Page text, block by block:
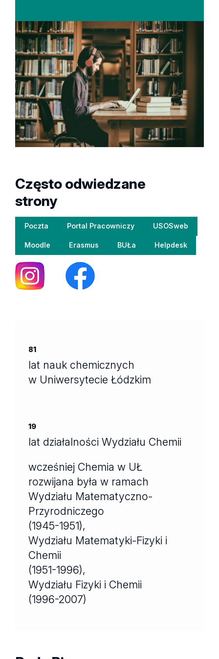
Często odwiedzane
strony
Poczta Portal Pracowniczy USOSweb
Moodle Erasmus BUŁa Helpdesk
81
lat nauk chemicznych
w Uniwersytecie Łódzkim
19
lat działalności Wydziału Chemii
wcześniej Chemia w UŁ
rozwijana była w ramach
Wydziału Matematyczno-
Przyrodniczego
(1945-1951),
Wydziału Matematyki-Fizyki i
Chemii
(1951-1996),
Wydziału Fizyki i Chemii
(1996-2007)